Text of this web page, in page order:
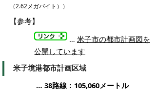
（2.62メガバイト））
【参考】
… 米子市の都市計画図を
公開しています
米子境港都市計画区域
… 38路線：105,060メートル